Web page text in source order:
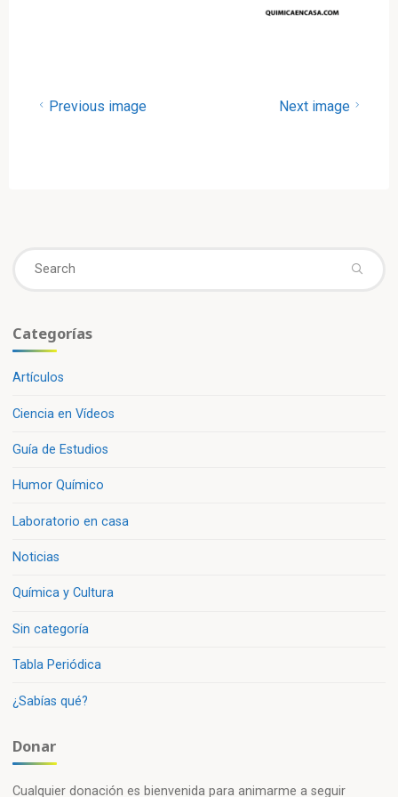
Previous image Next image
Categorías
Artículos
Ciencia en Vídeos
Guía de Estudios
Humor Químico
Laboratorio en casa
Noticias
Química y Cultura
Sin categoría
Tabla Periódica
¿Sabías qué?
Donar
Cualquier donación es bienvenida para animarme a seguir